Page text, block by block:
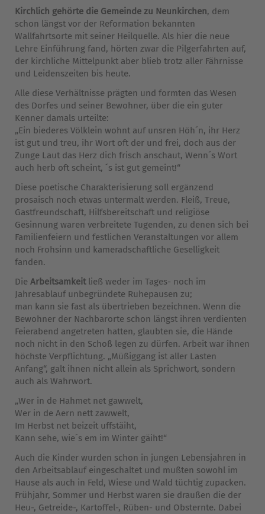
Kirchlich gehörte die Gemeinde zu Neunkirchen, dem
schon längst vor der Reformation bekannten
Wallfahrtsorte mit seiner Heilquelle. Als hier die neue
Lehre Einführung fand, hörten zwar die Pilgerfahrten auf,
der kirchliche Mittelpunkt aber blieb trotz aller Fährnisse
und Leidenszeiten bis heute.
Alle diese Verhältnisse prägten und formten das Wesen
des Dorfes und seiner Bewohner, über die ein guter
Kenner damals urteilte:
„Ein biederes Völklein wohnt auf unsren Höh´n, ihr Herz
ist gut und treu, ihr Wort oft der und frei, doch aus der
Zunge Laut das Herz dich frisch anschaut, Wenn´s Wort
auch herb oft scheint, ´s ist gut gemeint!“
Diese poetische Charakterisierung soll ergänzend
prosaisch noch etwas untermalt werden. Fleiß, Treue,
Gastfreundschaft, Hilfsbereitschaft und religiöse
Gesinnung waren verbreitete Tugenden, zu denen sich bei
Familienfeiern und festlichen Veranstaltungen vor allem
noch Frohsinn und kameradschaftliche Geselligkeit
fanden.
Die Arbeitsamkeitließ weder im Tages- noch im
Jahresablauf unbegründete Ruhepausen zu;
man kann sie fast als übertrieben bezeichnen. Wenn die
Bewohner der Nachbarorte schon längst ihren verdienten
Feierabend angetreten hatten, glaubten sie, die Hände
noch nicht in den Schoß legen zu dürfen. Arbeit war ihnen
höchste Verpflichtung. „Müßiggang ist aller Lasten
Anfang“, galt ihnen nicht allein als Sprichwort, sondern
auch als Wahrwort.
„Wer in de Hahmet net gawwelt,
Wer in de Aern nett zawwelt,
Im Herbst net beizeit uffstäiht,
Kann sehe, wie´s em im Winter gäiht!“
Auch die Kinder wurden schon in jungen Lebensjahren in
den Arbeitsablauf eingeschaltet und mußten sowohl im
Hause als auch in Feld, Wiese und Wald tüchtig zupacken.
Frühjahr, Sommer und Herbst waren sie draußen die der
Heu-, Getreide-, Kartoffel-, Rüben- und Obsternte. Dabei